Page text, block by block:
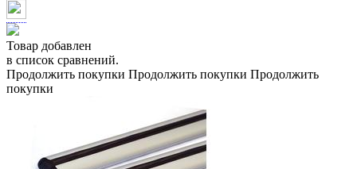
Товар добавлен
в список сравнений.
Продолжить покупки Продолжить покупки Продолжить
покупки